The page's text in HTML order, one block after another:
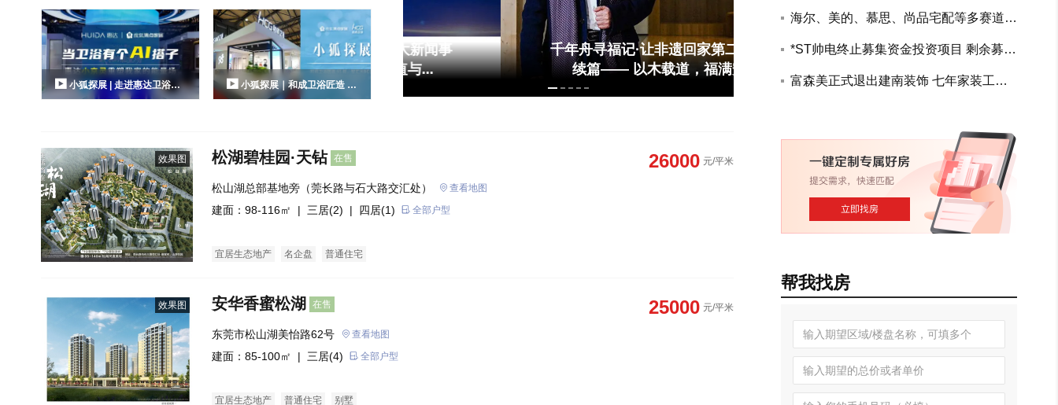
小狐探展 | 走进惠达卫浴：
当卫浴空间有个AI搭子，到底能
小狐探展｜和成卫浴匠造 95
载 智汇 KBC：以全场景重构卫
年度盘点|2025年家居行业十大新闻事
件：在深度变革中重构价值与...
千年舟寻福记·让非遗回家第二季可持
续篇—— 以木载道，福满安居
搜狐家居对话居然之家副总裁李杰：
务...
周十条 | 商务部等九部门发文推广绿
色家电家装、美的等品牌空调产...
海尔、美的、慕思、尚品宅配等多赛道头
*ST帅电终止募集资金投资项目 剩余募资
富森美正式退出建南装饰 七年家装工程
效果图 松湖碧桂园·天钻 在售 26000 元/平米
松山湖总部基地旁（莞长路与石大路交汇处） 查看地图
建面：98-116㎡ | 三居(2) | 四居(1) 全部户型
宜居生态地产 名企盘 普通住宅
效果图 安华香蜜松湖 在售 25000 元/平米
东莞市松山湖美怡路62号 查看地图
建面：85-100㎡ | 三居(4) 全部户型
宜居生态地产 普通住宅 别墅
帮我找房